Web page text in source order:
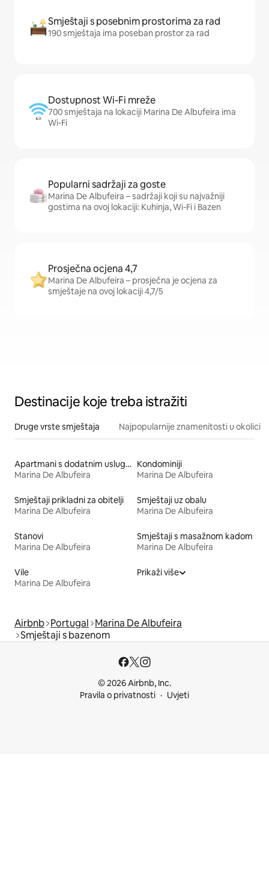
Smještaji s posebnim prostorima za rad
190 smještaja ima poseban prostor za rad
Dostupnost Wi-Fi mreže
700 smještaja na lokaciji Marina De Albufeira ima
Wi-Fi
Popularni sadržaji za goste
Marina De Albufeira – sadržaji koji su najvažniji
gostima na ovoj lokaciji: Kuhinja, Wi-Fi i Bazen
Prosječna ocjena 4,7
Marina De Albufeira – prosječna je ocjena za
smještaje na ovoj lokaciji 4,7/5
Destinacije koje treba istražiti
Druge vrste smještaja Najpopularnije znamenitosti u okolici
Apartmani s dodatnim uslugama
Marina De Albufeira
Kondominiji
Marina De Albufeira
Smještaji prikladni za obitelji
Marina De Albufeira
Smještaji uz obalu
Marina De Albufeira
Stanovi
Marina De Albufeira
Smještaji s masažnom kadom
Marina De Albufeira
Vile
Marina De Albufeira
Prikaži više
Airbnb Portugal Marina De Albufeira
Smještaji s bazenom
© 2026 Airbnb, Inc.
Pravila o privatnosti
Uvjeti